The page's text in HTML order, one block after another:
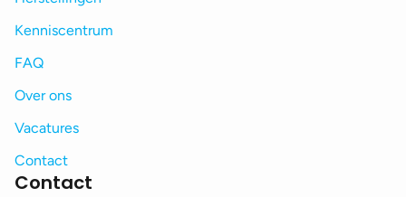
Kenniscentrum
FAQ
Over ons
Vacatures
Contact
Contact